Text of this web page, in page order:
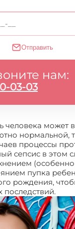
Отправить
нам:
03-03
человека может
нормальной,
процессы
сепсис в этом
(особенно
пупка
рождения,
последствий.